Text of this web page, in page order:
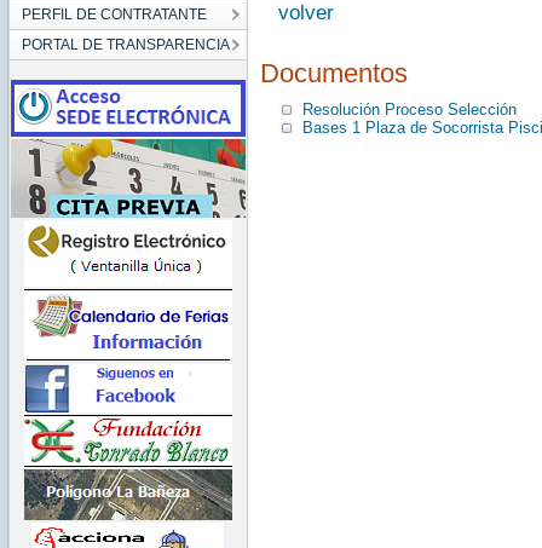
PERFIL DE CONTRATANTE
PORTAL DE TRANSPARENCIA
volver
Documentos
Resolución Proceso Selección
Bases 1 Plaza de Socorrista